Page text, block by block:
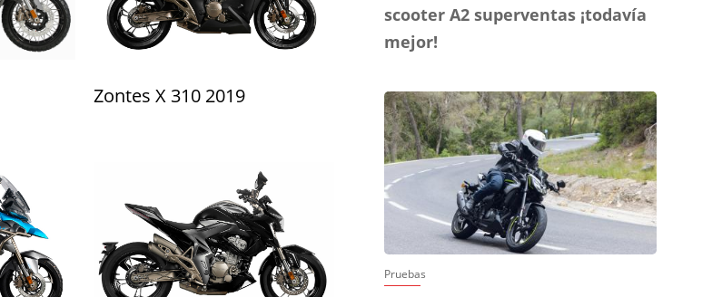
Zontes X 310 2019
scooter A2 superventas ¡todavía
mejor!
Pruebas